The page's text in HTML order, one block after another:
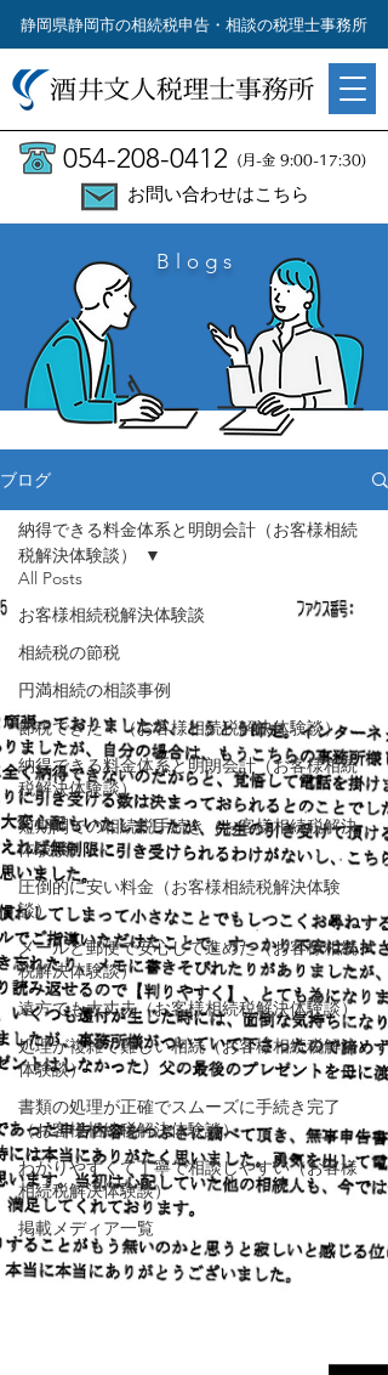
(月-金 9:00-17:30)
054-208-0412
お問い合わせはこちら
静岡県静岡市の相続税申告・相談の税理士事務所
Blogs
ブログ
All Posts
お客様相続税解決体験談
相続税の節税
円満相続の相談事例
節税できた！（お客様相続税解決体験談）
納得できる料金体系と明朗会計（お客様相続
税解決体験談）
短期間での相続税手続き（お客様相続税解決
体験談）
圧倒的に安い料金（お客様相続税解決体験
談）
メールと郵便で安心して進めた（お客様相続
税解決体験談）
遠方でも大丈夫（お客様相続税解決体験談）
処理が複雑で難しい相続（お客様相続税解決
体験談）
書類の処理が正確でスムーズに手続き完了
（お客様相続税解決体験談）
わかりやすくて丁寧で相談しやすい（お客様
相続税解決体験談）
掲載メディア一覧
納得できる料金体系と明朗会計（お客様相続
税解決体験談）